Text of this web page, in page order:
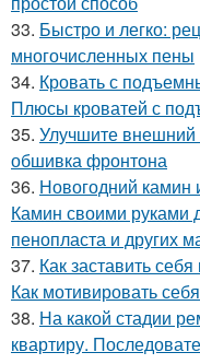
33. Быстро и легко:
многочисленных пены
34. Кровать с
Плюсы кроватей с
35. Улучшите
обшивка фронтона
36. Новогодний камин
Камин своими руками
пенопласта и других
37. Как заставить
Как мотивировать
38. На какой стадии
квартиру.